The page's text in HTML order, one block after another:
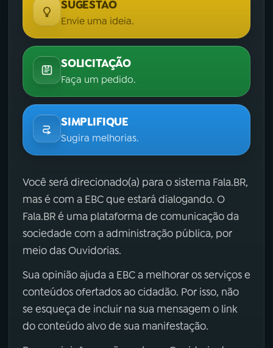
SUGESTÃO
Envie uma ideia.
SOLICITAÇÃO
Faça um pedido.
SIMPLIFIQUE
Sugira melhorias.
Você será direcionado(a) para o sistema Fala.BR,
mas é com a EBC que estará dialogando. O
Fala.BR é uma plataforma de comunicação da
sociedade com a administração pública, por
meio das Ouvidorias.
Sua opinião ajuda a EBC a melhorar os serviços e
conteúdos ofertados ao cidadão. Por isso, não
se esqueça de incluir na sua mensagem o link
do conteúdo alvo de sua manifestação.